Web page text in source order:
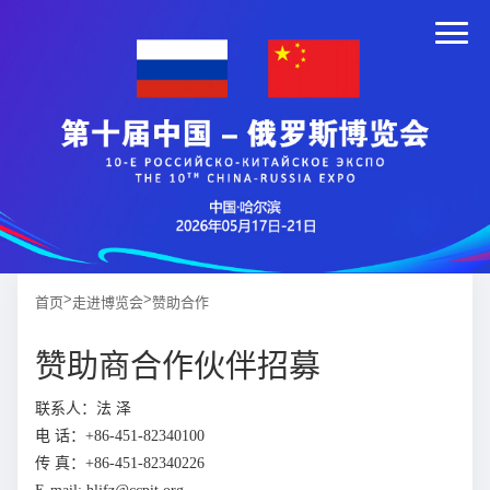
首页>走进博览会>赞助合作
赞助商合作伙伴招募
联系人：法 泽
电 话：+86-451-82340100
传 真：+86-451-82340226